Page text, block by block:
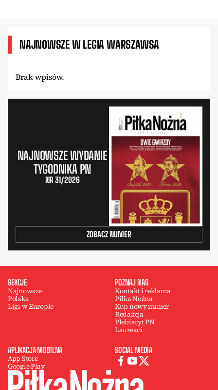
NAJNOWSZE W LEGIA WARSZAWSA
Brak wpisów.
NAJNOWSZE WYDANIE
TYGODNIKA PN
NR 31/2026
ZOBACZ NUMER
SEKCJE
Najnowsze
Polska
Ligi w Europie
POZNAJ NAS
Kontakt i reklama
Piłka Nożna
Kup nowy numer
Redakcja
Plebiscyt PN
Laureaci
APLIKACJA MOBILNA
App Store
Google Play
SOCIAL MEDIA